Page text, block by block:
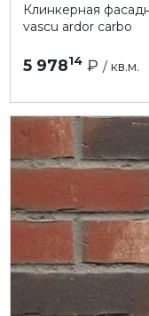
Клинкерная
vascu ardor carbo
5 97814₽ / кв.м.